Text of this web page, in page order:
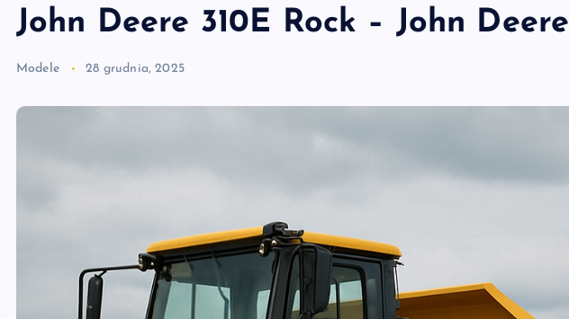
John Deere 310E Rock – John Deere
Modele 28 grudnia, 2025